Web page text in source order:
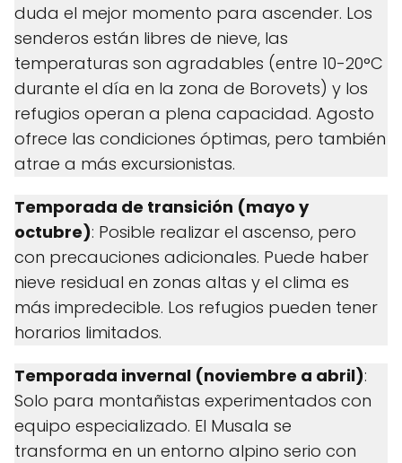
duda el mejor momento para ascender. Los
senderos están libres de nieve, las
temperaturas son agradables (entre 10-20°C
durante el día en la zona de Borovets) y los
refugios operan a plena capacidad. Agosto
ofrece las condiciones óptimas, pero también
atrae a más excursionistas.
Temporada de transición (mayo y
octubre): Posible realizar el ascenso, pero
con precauciones adicionales. Puede haber
nieve residual en zonas altas y el clima es
más impredecible. Los refugios pueden tener
horarios limitados.
Temporada invernal (noviembre a abril):
Solo para montañistas experimentados con
equipo especializado. El Musala se
transforma en un entorno alpino serio con